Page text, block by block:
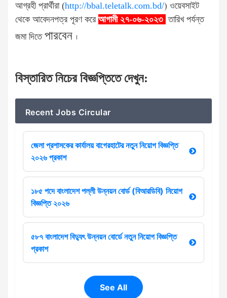
আগ্রহী প্রার্থীরা (http://bbal.teletalk.com.bd/) ওয়েবসাইট
থেকে আবেদনপত্র পূরণ করে আগামী ২৭-০৬-২০২৩ তারিখ পর্যন্ত
জমা দিতে পারবেন ।
বিস্তারিত নিচের বিজ্ঞপ্তিতে দেখুন:
Recent Jobs Circular
জেলা প্রশাসকের কার্যালয় বাগেরহাটের নতুন নিয়োগ বিজ্ঞপ্তি
২০২৬ প্রকাশ
১৮৫ পদে বাংলাদেশ পল্লী উন্নয়ন বোর্ড (বিআরডিবি) নিয়োগ
বিজ্ঞপ্তি ২০২৬
৫৮৭ বাংলাদেশ বিদ্যুৎ উন্নয়ন বোর্ডে নতুন নিয়োগ বিজ্ঞপ্তি
প্রকাশ
See All